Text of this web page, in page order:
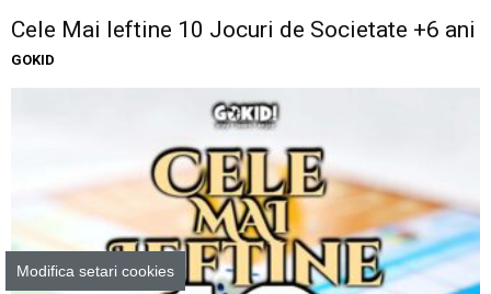
Cele Mai Ieftine 10 Jocuri de Societate +6 ani
GOKID
Modifica setari cookies